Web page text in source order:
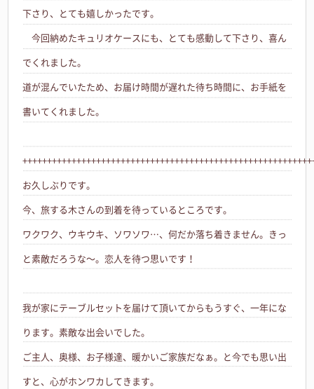
下さり、とても嬉しかったです。
今回納めたキュリオケースにも、とても感動して下さり、喜ん
でくれました。
道が混んでいたため、お届け時間が遅れた待ち時間に、お手紙を
書いてくれました。
お久しぶりです。
今、旅する木さんの到着を待っているところです。
ワクワク、ウキウキ、ソワソワ…、何だか落ち着きません。きっ
と素敵だろうな～。恋人を待つ思いです！
我が家にテーブルセットを届けて頂いてからもうすぐ、一年にな
ります。素敵な出会いでした。
ご主人、奥様、お子様達、暖かいご家族だなぁ。と今でも思い出
すと、心がホンワカしてきます。